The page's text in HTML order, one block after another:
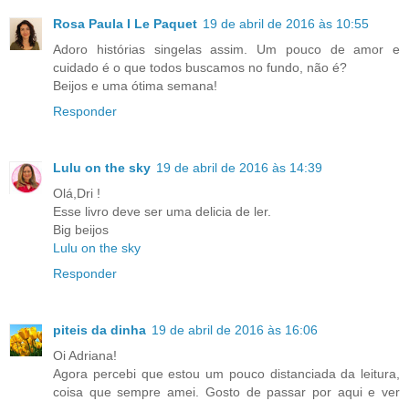
Rosa Paula I Le Paquet 19 de abril de 2016 às 10:55
Adoro histórias singelas assim. Um pouco de amor e
cuidado é o que todos buscamos no fundo, não é?
Beijos e uma ótima semana!
Responder
Lulu on the sky 19 de abril de 2016 às 14:39
Olá,Dri !
Esse livro deve ser uma delicia de ler.
Big beijos
Lulu on the sky
Responder
piteis da dinha 19 de abril de 2016 às 16:06
Oi Adriana!
Agora percebi que estou um pouco distanciada da leitura,
coisa que sempre amei. Gosto de passar por aqui e ver